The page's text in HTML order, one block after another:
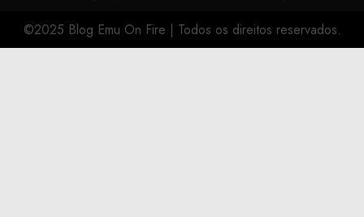
©2025 Blog Emu On Fire | Todos os direitos reservados.